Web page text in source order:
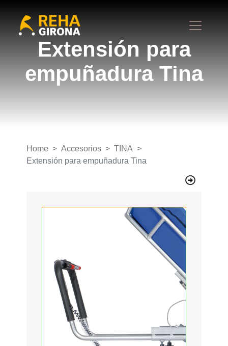
Extensión para
empuñadura Tina
Home Accesorios
TINA
Extensión para empuñadura Tina